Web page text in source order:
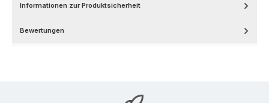
Informationen zur Produktsicherheit
Bewertungen